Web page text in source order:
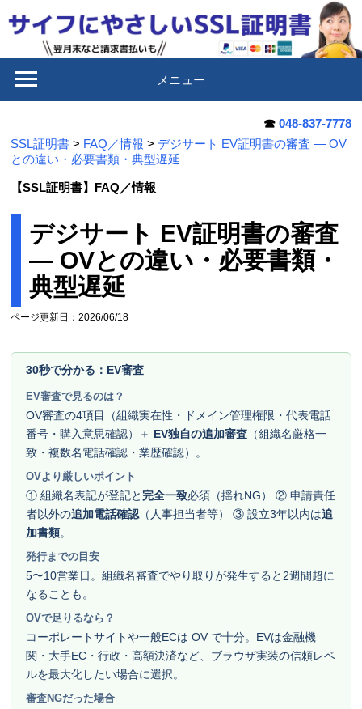
メニュー
☎ 048-837-7778
SSL証明書 > FAQ／情報 > デジサート EV証明書の審査 — OV
との違い・必要書類・典型遅延
【SSL証明書】FAQ／情報
デジサート EV証明書の審査
— OVとの違い・必要書類・
典型遅延
ページ更新日：2026/06/18
30秒で分かる：EV審査
EV審査で見るのは？
OV審査の4項目（組織実在性・ドメイン管理権限・代表電話
番号・購入意思確認）＋ EV独自の追加審査 （組織名厳格一
致・複数名電話確認・業歴確認）。
OVより厳しいポイント
① 組織名表記が登記と 完全一致必須（揺れNG） ② 申請責任
者以外の追加電話確認 （人事担当者等） ③ 設立3年以内は追
加書類。
発行までの目安
5〜10営業日。組織名審査でやり取りが発生すると2週間超に
なることも。
OVで足りるなら？
コーポレートサイトや一般ECは OV で十分。EVは金融機
関・大手EC・行政・高額決済など、ブラウザ実装の信頼レベ
ルを最大化したい場合に選択。
審査NGだった場合